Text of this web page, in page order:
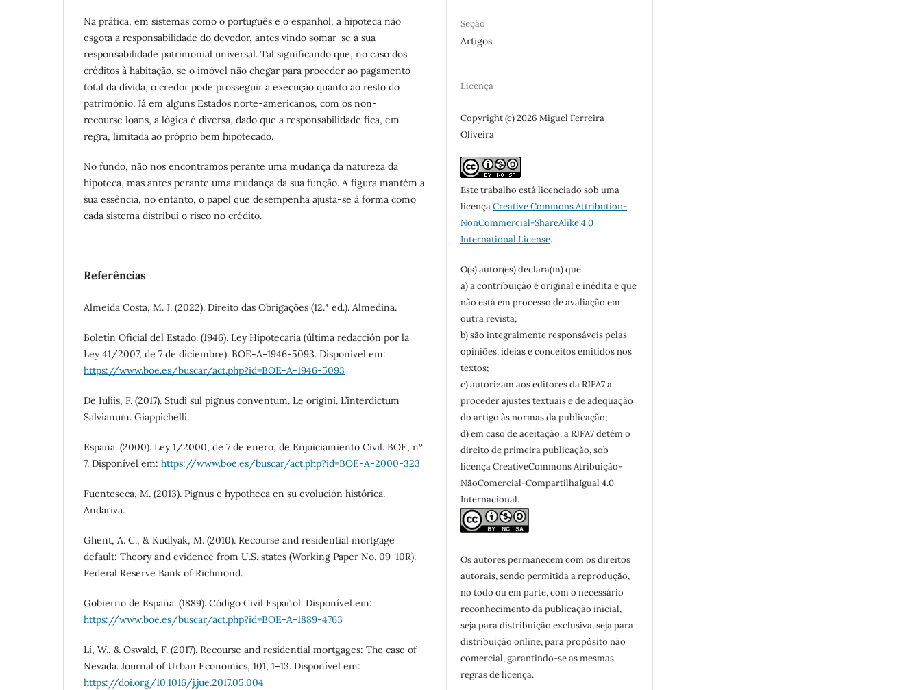
Na prática, em sistemas como o português e o espanhol, a hipoteca não
esgota a responsabilidade do devedor, antes vindo somar-se à sua
responsabilidade patrimonial universal. Tal significando que, no caso dos
créditos à habitação, se o imóvel não chegar para proceder ao pagamento
total da dívida, o credor pode prosseguir a execução quanto ao resto do
património. Já em alguns Estados norte-americanos, com os non-
recourse loans, a lógica é diversa, dado que a responsabilidade fica, em
regra, limitada ao próprio bem hipotecado.
No fundo, não nos encontramos perante uma mudança da natureza da
hipoteca, mas antes perante uma mudança da sua função. A figura mantém a
sua essência, no entanto, o papel que desempenha ajusta-se à forma como
cada sistema distribui o risco no crédito.
Referências
Almeida Costa, M. J. (2022). Direito das Obrigações (12.ª ed.). Almedina.
Boletín Oficial del Estado. (1946). Ley Hipotecaria (última redacción por la
Ley 41/2007, de 7 de diciembre). BOE-A-1946-5093. Disponível em:
https://www.boe.es/buscar/act.php?id=BOE-A-1946-5093
De Iuliis, F. (2017). Studi sul pignus conventum. Le origini. L’interdictum
Salvianum. Giappichelli.
España. (2000). Ley 1/2000, de 7 de enero, de Enjuiciamiento Civil. BOE, nº
7. Disponível em: https://www.boe.es/buscar/act.php?id=BOE-A-2000-323
Fuenteseca, M. (2013). Pignus e hypotheca en su evolución histórica.
Andariva.
Ghent, A. C., & Kudlyak, M. (2010). Recourse and residential mortgage
default: Theory and evidence from U.S. states (Working Paper No. 09-10R).
Federal Reserve Bank of Richmond.
Gobierno de España. (1889). Código Civil Español. Disponível em:
https://www.boe.es/buscar/act.php?id=BOE-A-1889-4763
Li, W., & Oswald, F. (2017). Recourse and residential mortgages: The case of
Nevada. Journal of Urban Economics, 101, 1–13. Disponível em:
https://doi.org/10.1016/j.jue.2017.05.004
Seção
Artigos
Licença
Copyright (c) 2026 Miguel Ferreira
Oliveira
Este trabalho está licenciado sob uma
licençaCreative Commons Attribution-
NonCommercial-ShareAlike 4.0
International License.
O(s) autor(es) declara(m) que
a) a contribuição é original e inédita e que
não está em processo de avaliação em
outra revista;
b) são integralmente responsáveis pelas
opiniões, ideias e conceitos emitidos nos
textos;
c) autorizam aos editores da RJFA7 a
proceder ajustes textuais e de adequação
do artigo às normas da publicação;
d) em caso de aceitação, a RJFA7 detém o
direito de primeira publicação, sob
licença CreativeCommons Atribuição-
NãoComercial-CompartilhaIgual 4.0
Internacional.
Os autores permanecem com os direitos
autorais, sendo permitida a reprodução,
no todo ou em parte, com o necessário
reconhecimento da publicação inicial,
seja para distribuição exclusiva, seja para
distribuição online, para propósito não
comercial, garantindo-se as mesmas
regras de licença.